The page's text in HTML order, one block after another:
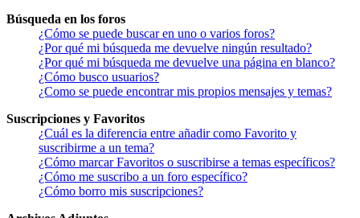
Búsqueda en los foros
¿Cómo se puede buscar en uno o varios foros?
¿Por qué mi búsqueda me devuelve ningún resultado?
¿Por qué mi búsqueda me devuelve una página en blanco?
¿Cómo busco usuarios?
¿Como se puede encontrar mis propios mensajes y temas?
Suscripciones y Favoritos
¿Cuál es la diferencia entre añadir como Favorito y
suscribirme a un tema?
¿Cómo marcar Favoritos o suscribirse a temas específicos?
¿Cómo me suscribo a un foro específico?
¿Cómo borro mis suscripciones?